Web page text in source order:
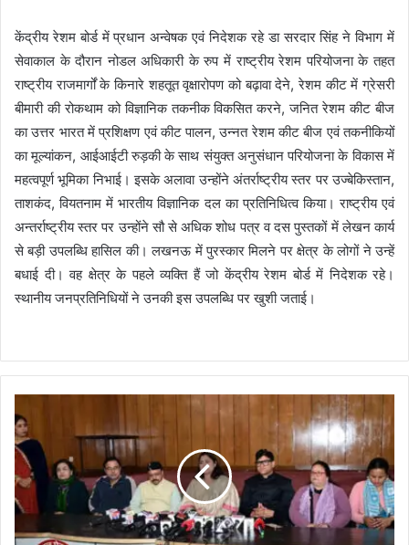
केंद्रीय रेशम बोर्ड में प्रधान अन्वेषक एवं निदेशक रहे डा सरदार सिंह ने विभाग में
सेवाकाल के दौरान नोडल अधिकारी के रुप में राष्ट्रीय रेशम परियोजना के तहत
राष्ट्रीय राजमार्गों के किनारे शहतूत वृक्षारोपण को बढ़ावा देने, रेशम कीट में ग्रेसरी
बीमारी की रोकथाम को विज्ञानिक तकनीक विकसित करने, जनित रेशम कीट बीज
का उत्तर भारत में प्रशिक्षण एवं कीट पालन, उन्नत रेशम कीट बीज एवं तकनीकियों
का मूल्यांकन, आईआईटी रुड़की के साथ संयुक्त अनुसंधान परियोजना के विकास में
महत्वपूर्ण भूमिका निभाई। इसके अलावा उन्होंने अंतर्राष्ट्रीय स्तर पर उज्बेकिस्तान,
ताशकंद, वियतनाम में भारतीय विज्ञानिक दल का प्रतिनिधित्व किया। राष्ट्रीय एवं
अन्तर्राष्ट्रीय स्तर पर उन्होंने सौ से अधिक शोध पत्र व दस पुस्तकों में लेखन कार्य
से बड़ी उपलब्धि हासिल की। लखनऊ में पुरस्कार मिलने पर क्षेत्र के लोगों ने उन्हें
बधाई दी। वह क्षेत्र के पहले व्यक्ति हैं जो केंद्रीय रेशम बोर्ड में निदेशक रहे।
स्थानीय जनप्रतिनिधियों ने उनकी इस उपलब्धि पर खुशी जताई।